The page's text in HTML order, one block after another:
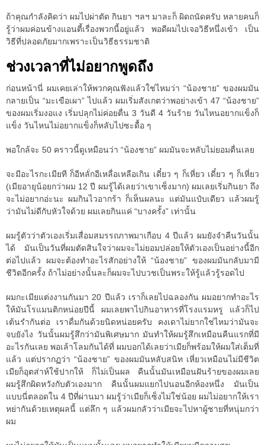
ถ้าคุณกำลังคิดว่า ผมไปผ่าตัด กินยา ฯลฯ มาละก็ ผิดถนัดครับ หลายคนก็
รู้ว่าผมค่อนข้างแอนตี้เรื่องพวกนี้อยู่แล้ว พอดีผมไปเจอวิธีหนึ่งเข้า เป็น
วิธีที่ปลอดภัยมากเพราะเป็นวิธีธรรมชาติ
ช่วงเวลาที่ไม่อยากพูดถึง
ก่อนหน้านี่ ผมเคยเล่าให้พวกคุณฟังแล้วใช่ไหมว่า “น้องชาย” ของผมมัน
กลายเป็น “มะเขือเผา” ไปแล้ว ผมเริ่มสังเกตว่าพอย่างเข้า 47 “น้องชาย”
ของผมเริ่มงอแง เริ่มปลุกไม่ค่อยตื่น 3 วันดี 4 วันร้าย วันไหนอยากแข็งก็
แข็ง วันไหนไม่อยากแข็งก็หลับไปซะดื้อ ๆ
พอใกล้จะ 50 คราวนี้ดูเหมือนว่า “น้องชาย” ผมมันจะหลับไม่ยอมตื่นเลย
จะมีอะไรกะเมียที ก็อีหลั่กอีเหลื่อเหลือเกิน เดี๋ยว ๆ ก็เหี่ยว เดี๋ยว ๆ ก็เหี่ยว
(เมียอายุน้อยกว่าผม 12 ปี ผมรู้ได้เลยว่าเขาเซ็งมาก) ผมเลยเริ่มกินยา ถึง
จะไม่อยากอ่ะนะ ผมกินไวอากร้า ก็เห็นผลนะ แต่มันแป๋บเดียว แล้วผมรู้
ว่ามันไม่ดีกับหัวใจด้วย ผมเลยกินแค่ “บางครั้ง” เท่านั้น
ผมรู้ตัวว่าตัวเองเริ่มเสื่อมสมรรถภาพมาเกือบ 4 ปีแล้ว ผมยังจำคืนวันนั้น
ได้ มันเป็นวันที่ผมตัดสินใจว่าผมจะไม่ยอมปล่อยให้ตัวเองเป็นอย่างนี้อีก
ต่อไปแล้ว ผมจะต้องทำอะไรสักอย่างให้ “น้องชาย” ของผมมันกลับมามี
ชีวิตอีกครั้ง ถ้าไม่อย่างนั้นละก็ผมจะไปบวชเป็นพระให้รู้แล้วรู้รอดไป
ผมกะเมียแต่งงานกันมา 20 ปีแล้ว เราก็เลยไปฉลองกัน ผมอยากทำอะไร
ให้มันโรแมนติกหน่อยปีนี้ ผมเลยพาไปกินอาหารที่โรงแรมหรู แล้วก็ไป
เต้นรำกันต่อ เราดื่มกันด้วยนิดหน่อยครับ คงเดาไม่ยากใช่ไหมว่ามันจะ
จบยังไง วันนั้นผมรู้สึกว่ามันพิเศษมาก มันทำให้ผมรู้สึกเหมือนคืนแรกที่มี
อะไรกันเลย พอเล้าโลมกันได้ที่ ผมบอกได้เลยว่าเมียก็พร้อมให้ผมใส่เต็มที่
แล้ว แต่ปรากฏว่า “น้องชาย” ของผมมันหลับสนิท เหี่ยวเหมือนไม่มีชีวิต
เมียก็อุตส่าห์ใช้ปากให้ ก็ไม่เป็นผล คืนนั้นมันเหมือนฝันร้ายของผมเลย
ผมรู้สึกผิดหวังกับตัวเองมาก คืนนั้นผมแยกไปนอนอีกห้องหนึ่ง มันเป็น
แบบนี่ตลอดใน 4 ปีที่ผ่านมา ผมรู้ว่าเมียก็เซ็งไม่ใช่น้อย ผมไม่อยากให้เรา
หย่ากันด้วยเหตุผลนี้ แต่ลึก ๆ แล้วผมกลัวว่าเมียจะไปหาผู้ชายที่หนุ่มกว่า
ผม